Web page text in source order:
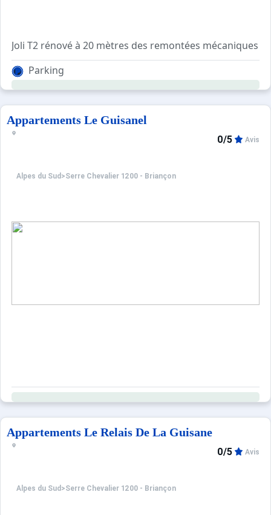
Joli T2 rénové à 20 mètres des remontées mécaniques
Vous trouverez une chambre avec un lit double en 160,
Vous pouvez garer votre voiture dans le parking privé
Prestations en sus sur commande : location linge de lit
Parking
Appartements Le Guisanel
Alpes du Sud >Serre Chevalier 1200 - Briançon
0/5 Avis
Appartements Le Relais De La Guisane
Alpes du Sud >Serre Chevalier 1200 - Briançon
0/5 Avis